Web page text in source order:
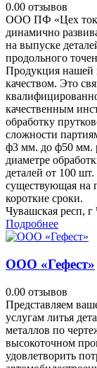
0.00 отзывов
ООО ПФ «Цех
динамично
на выпуске
продольного
Продукция нашей
качеством. Это
качественным
обработку
сложности
ф3 мм. до ф50 мм.
диаметре
деталей от 100
существующая на
короткие сроки.
Чувашская респ,
Подробнее
ООО «Гефест»
0.00 отзывов
Представляем
услугам литья
металлов по
высокоточном
удовлетворить